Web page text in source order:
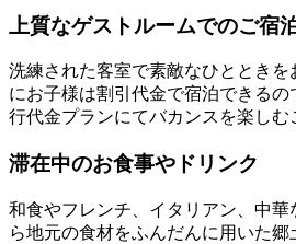
上質なゲストルームでのご宿
洗練された客室で素敵なひとときを
にお子様は割引代金で宿泊できる
行代金プランにてバカンスを楽しむ
滞在中のお食事やドリンク
和食やフレンチ、イタリアン、中
ら地元の食材をふんだんに用いた郷